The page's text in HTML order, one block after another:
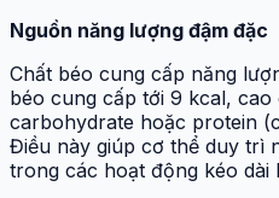
Nguồn năng lượng đậm đặc
Chất béo cung cấp năng
béo cung cấp tới 9 kcal, cao
carbohydrate hoặc protein
Điều này giúp cơ thể duy trì
trong các hoạt động kéo dài